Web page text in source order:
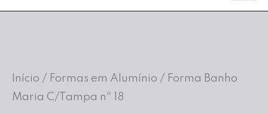
Início / Formas em Alumínio / Forma Banho
Maria C/Tampa nº 18